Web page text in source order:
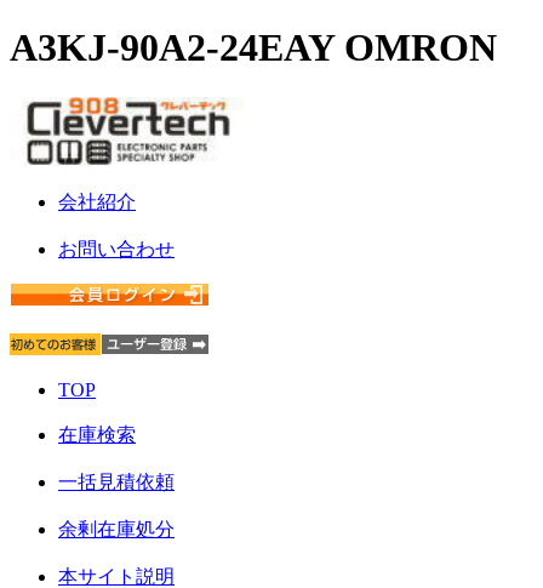
A3KJ-90A2-24EAY OMRON
会社紹介
お問い合わせ
TOP
在庫検索
一括見積依頼
余剰在庫処分
本サイト説明